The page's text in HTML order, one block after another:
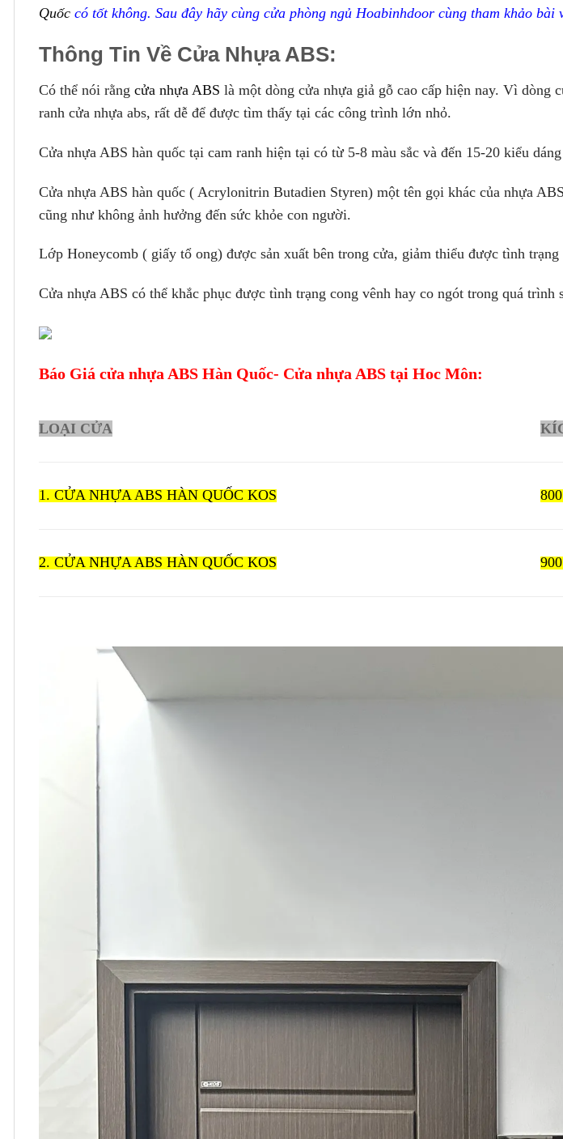
Quốc có tốt không. Sau đây hãy cùng cửa phòng ngủ Hoabinhdoor cùng tham khảo bài
Thông Tin Về Cửa Nhựa ABS:
Có thể nói rằng cửa nhựa ABS là một dòng cửa nhựa giả gỗ cao cấp hiện nay. Vì
ranh cửa nhựa abs, rất dễ để được tìm thấy tại các công trình lớn nhỏ.
Cửa nhựa ABS hàn quốc tại cam ranh hiện tại có từ 5-8 màu sắc và đến 15-20 kiểu
Cửa nhựa ABS hàn quốc ( Acrylonitrin Butadien Styren) một tên gọi khác của nhựa
cũng như không ảnh hưởng đến sức khỏe con người.
Lớp Honeycomb ( giấy tổ ong) được sản xuất bên trong cửa, giảm thiểu được tình
Cửa nhựa ABS có thể khắc phục được tình trạng cong vênh hay co ngót trong quá trình
Báo Giá cửa nhựa ABS Hàn Quốc- Cửa nhựa ABS tại Hoc Môn:
LOẠI CỬA
1. CỬA NHỰA ABS HÀN QUỐC KOS
2. CỬA NHỰA ABS HÀN QUỐC KOS